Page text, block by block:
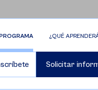
¿QUÉ
Solicitar